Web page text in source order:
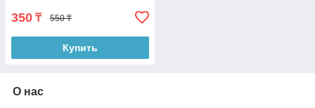
350 ₸ 550 ₸
Купить
О нас